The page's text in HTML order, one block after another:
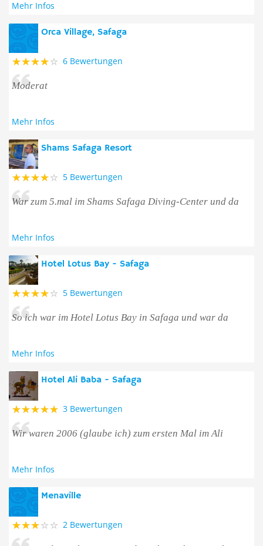
Mehr Infos
Orca Village, Safaga
6 Bewertungen
Moderat
Mehr Infos
Shams Safaga Resort
5 Bewertungen
War zum 5.mal im Shams Safaga Diving-Center und da
Mehr Infos
Hotel Lotus Bay - Safaga
5 Bewertungen
So ich war im Hotel Lotus Bay in Safaga und war da
Mehr Infos
Hotel Ali Baba - Safaga
3 Bewertungen
Wir waren 2006 (glaube ich) zum ersten Mal im Ali
Mehr Infos
Menaville
2 Bewertungen